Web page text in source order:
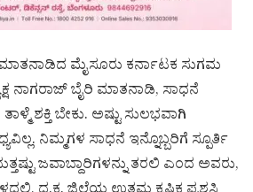
ಮೈಸೂರು ಕರ್ನಾಟಕ ಸುಗಮ
ನಾಗರಾಜ್ ಬೈರಿ ಮಾತನಾಡಿ, ಸಾಧನೆ
ಶಕ್ತಿ ಬೇಕು. ಅಷ್ಟು ಸುಲಭವಾಗಿ
ನಿಮ್ಮಗಳ ಸಾಧನೆ ಇನ್ನೊಬ್ಬರಿಗೆ ಸ್ಪೂರ್ತಿ
ಜವಾಬ್ದಾರಿಗಳನ್ನು ತರಲಿ ಎಂದ ಅವರು,